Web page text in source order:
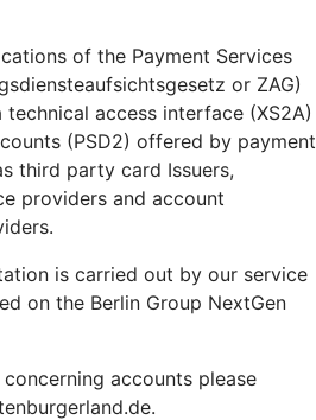
of the Payment Services
or ZAG)
access interface (XS2A)
(PSD2) offered by payment
third party card Issuers,
providers and account
is carried out by our service
on the Berlin Group NextGen
accounts please